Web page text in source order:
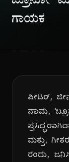
ಗಾಯಕ
ಪೀಟರ್,
ನಾಮ,
ಮತ್ತು,
ರಂದು,